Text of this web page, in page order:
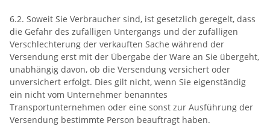
6.2. Soweit Sie Verbraucher sind, ist gesetzlich geregelt, dass
die Gefahr des zufälligen Untergangs und der zufälligen
Verschlechterung der verkauften Sache während der
Versendung erst mit der Übergabe der Ware an Sie übergeht,
unabhängig davon, ob die Versendung versichert oder
unversichert erfolgt. Dies gilt nicht, wenn Sie eigenständig
ein nicht vom Unternehmer benanntes
Transportunternehmen oder eine sonst zur Ausführung der
Versendung bestimmte Person beauftragt haben.